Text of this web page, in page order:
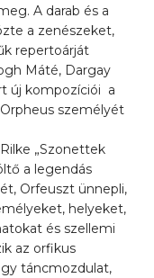
A darab és a
a zenészeket,
repertoárját
Máté, Dargay
új kompozíciói a
személyét
„Szonettek
a legendás
Orfeuszt ünnepli,
helyeket,
és szellemi
az orfikus
táncmozdulat,